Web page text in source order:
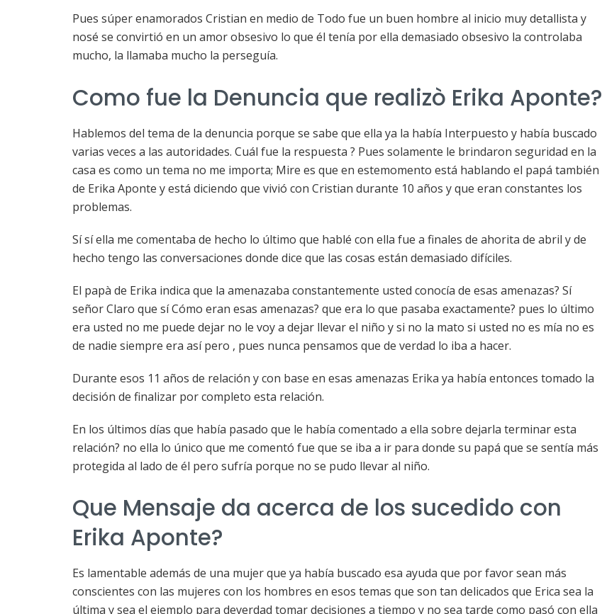
Pues súper enamorados Cristian en medio de Todo fue un buen hombre al inicio muy detallista y
nosé se convirtió en un amor obsesivo lo que él tenía por ella demasiado obsesivo la controlaba
mucho, la llamaba mucho la perseguía.
Como fue la Denuncia que realizò Erika Aponte?
Hablemos del tema de la denuncia porque se sabe que ella ya la había Interpuesto y había buscado
varias veces a las autoridades. Cuál fue la respuesta ? Pues solamente le brindaron seguridad en la
casa es como un tema no me importa; Mire es que en estemomento está hablando el papá también
de Erika Aponte y está diciendo que vivió con Cristian durante 10 años y que eran constantes los
problemas.
Sí sí ella me comentaba de hecho lo último que hablé con ella fue a finales de ahorita de abril y de
hecho tengo las conversaciones donde dice que las cosas están demasiado difíciles.
El papà de Erika indica que la amenazaba constantemente usted conocía de esas amenazas? Sí
señor Claro que sí Cómo eran esas amenazas? que era lo que pasaba exactamente? pues lo último
era usted no me puede dejar no le voy a dejar llevar el niño y si no la mato si usted no es mía no es
de nadie siempre era así pero , pues nunca pensamos que de verdad lo iba a hacer.
Durante esos 11 años de relación y con base en esas amenazas Erika ya había entonces tomado la
decisión de finalizar por completo esta relación.
En los últimos días que había pasado que le había comentado a ella sobre dejarla terminar esta
relación? no ella lo único que me comentó fue que se iba a ir para donde su papá que se sentía más
protegida al lado de él pero sufría porque no se pudo llevar al niño.
Que Mensaje da acerca de los sucedido con
Erika Aponte?
Es lamentable además de una mujer que ya había buscado esa ayuda que por favor sean más
conscientes con las mujeres con los hombres en esos temas que son tan delicados que Erica sea la
última y sea el ejemplo para deverdad tomar decisiones a tiempo y no sea tarde como pasó con ella